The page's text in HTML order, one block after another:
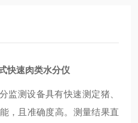
快速肉类水分仪
监测设备具有快速测定猪、
，且准确度高。测量结果直